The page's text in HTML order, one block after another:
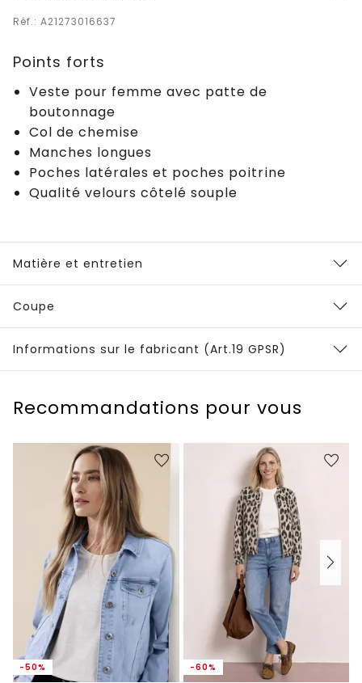
Réf.: A21273016637
Points forts
Veste pour femme avec patte de
boutonnage
Col de chemise
Manches longues
Poches latérales et poches poitrine
Qualité velours côtelé souple
Matière et entretien
Coupe
Informations sur le fabricant (Art.19 GPSR)
Recommandations pour vous
-50% -60%